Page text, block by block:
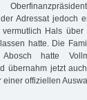
Adressat jedoch
Hals
hatte. Die
Abosch hatte
übernahm jetzt
offiziellen